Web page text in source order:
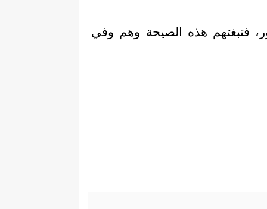
فتبغتهم هذه الصيحة وهم وفي